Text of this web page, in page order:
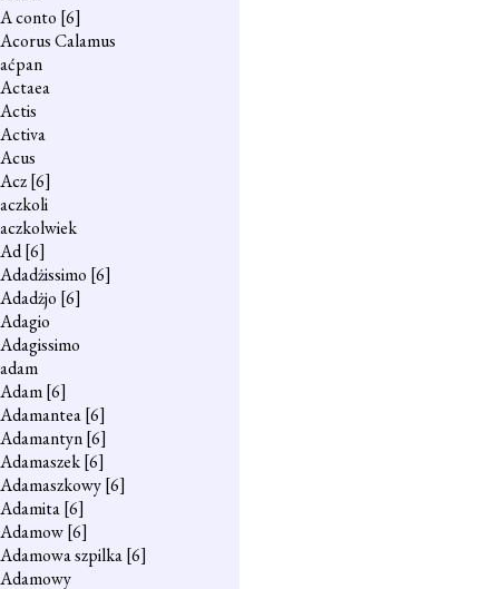
A conto [6]
Acorus Calamus
aćpan
Actaea
Actis
Activa
Acus
Acz[6]
aczkoli
aczkolwiek
Ad[6]
Adadżissimo [6]
Adadżjo [6]
Adagio
Adagissimo
adam
Adam[6]
Adamantea[6]
Adamantyn[6]
Adamaszek[6]
Adamaszkowy[6]
Adamita[6]
Adamow[6]
Adamowa szpilka[6]
Adamowy